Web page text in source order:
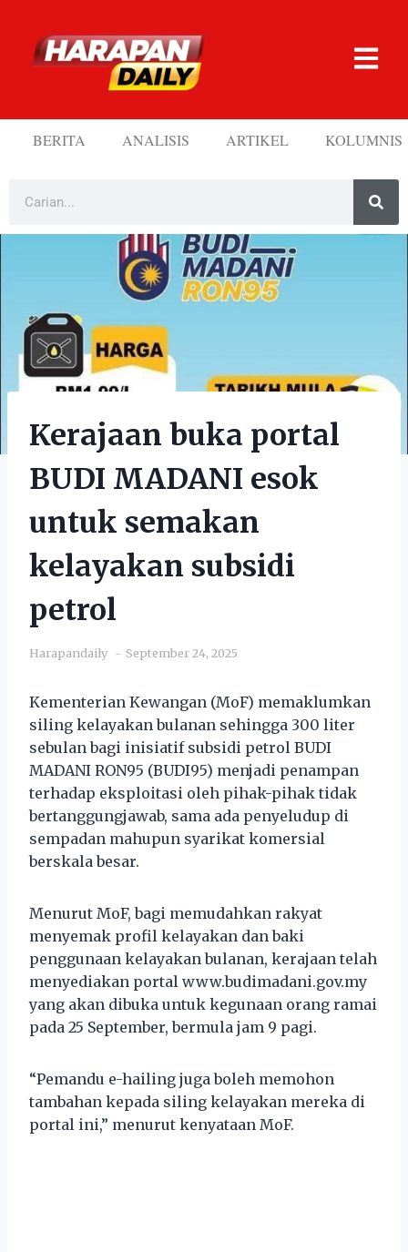
BERITA ANALISIS ARTIKEL KOLUMNIS
Kerajaan buka portal
BUDI MADANI esok
untuk semakan
kelayakan subsidi
petrol
Harapandaily September 24, 2025
Kementerian Kewangan (MoF) memaklumkan
siling kelayakan bulanan sehingga 300 liter
sebulan bagi inisiatif subsidi petrol BUDI
MADANI RON95 (BUDI95) menjadi penampan
terhadap eksploitasi oleh pihak-pihak tidak
bertanggungjawab, sama ada penyeludup di
sempadan mahupun syarikat komersial
berskala besar.
Menurut MoF, bagi memudahkan rakyat
menyemak profil kelayakan dan baki
penggunaan kelayakan bulanan, kerajaan telah
menyediakan portal www.budimadani.gov.my
yang akan dibuka untuk kegunaan orang ramai
pada 25 September, bermula jam 9 pagi.
“Pemandu e-hailing juga boleh memohon
tambahan kepada siling kelayakan mereka di
portal ini,” menurut kenyataan MoF.